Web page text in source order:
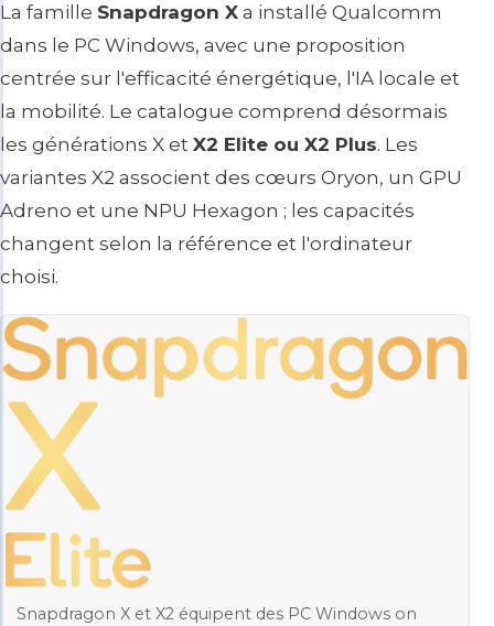
La famille Snapdragon X a installé Qualcomm
dans le PC Windows, avec une proposition
centrée sur l'efficacité énergétique, l'IA locale et
la mobilité. Le catalogue comprend désormais
les générations X et X2 Elite ou X2 Plus. Les
variantes X2 associent des cœurs Oryon, un GPU
Adreno et une NPU Hexagon ; les capacités
changent selon la référence et l'ordinateur
choisi.
Snapdragon X et X2 équipent des PC Windows on